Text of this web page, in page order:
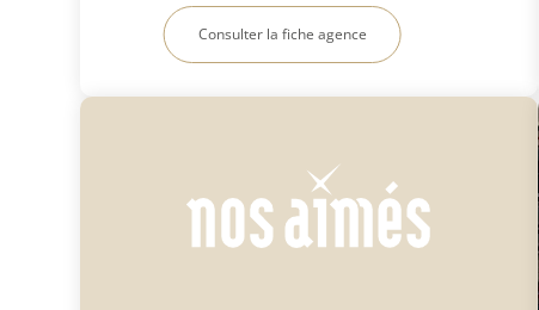
Consulter la fiche agence